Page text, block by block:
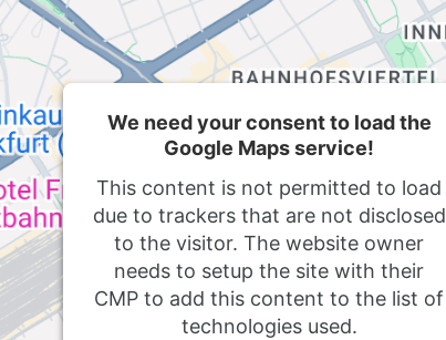
We need your consent to load the
Google Maps service!
This content is not permitted to load
due to trackers that are not disclosed
to the visitor. The website owner
needs to setup the site with their
CMP to add this content to the list of
technologies used.